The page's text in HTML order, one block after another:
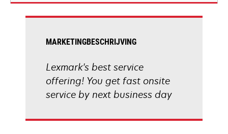
MARKETINGBESCHRIJVING
Lexmark's best service
offering! You get fast onsite
service by next business day